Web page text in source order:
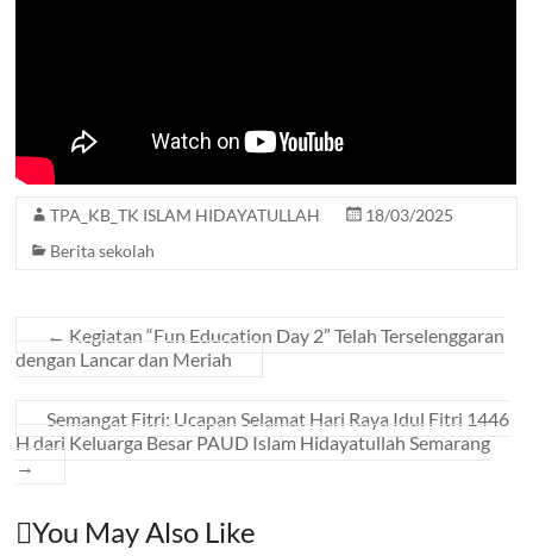
TPA_KB_TK ISLAM HIDAYATULLAH
18/03/2025
Berita sekolah
← Kegiatan “Fun Education Day 2” Telah Terselenggaran
dengan Lancar dan Meriah
Semangat Fitri: Ucapan Selamat Hari Raya Idul Fitri 1446
H dari Keluarga Besar PAUD Islam Hidayatullah Semarang
→
You May Also Like